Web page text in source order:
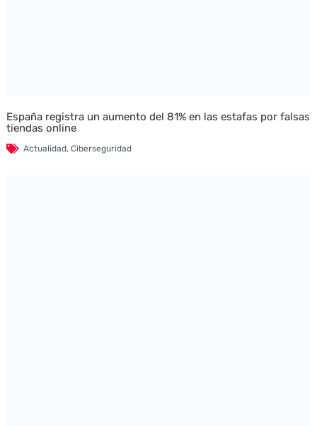
España registra un aumento del 81% en las estafas por falsas
tiendas online
Actualidad, Ciberseguridad